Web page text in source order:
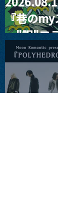
『巷の
ー"訳"フ